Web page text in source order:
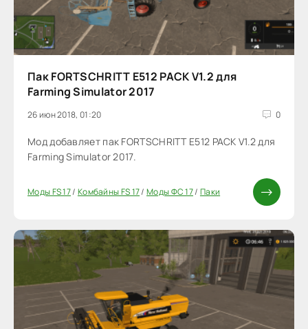
Пак FORTSCHRITT E512 PACK V1.2 для
Farming Simulator 2017
26 июн 2018, 01:20 0
Мод добавляет пак FORTSCHRITT E512 PACK V1.2 для
Farming Simulator 2017.
Моды FS 17/ Комбайны FS 17/Моды ФС 17/ Паки